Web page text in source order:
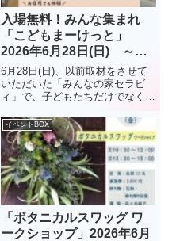
入場無料！みんな集まれ
「こどもまーけっと」
2026年6月28日(日) ～み
んなの家セラビィ～ 平磯
6月28日(日)、以前取材をさせて
いただいた「みんなの家セラビ
ィ」で、子どもたちだけでなく大
ーけっと」開催。イベント内で
の、こども職業体験は予約制で、
残り数枠空きあり。（下記：こど
も店長募集中 参照）
イベントBOX
「ボタニカルスワッグ ワ
ークショップ」2026年6月